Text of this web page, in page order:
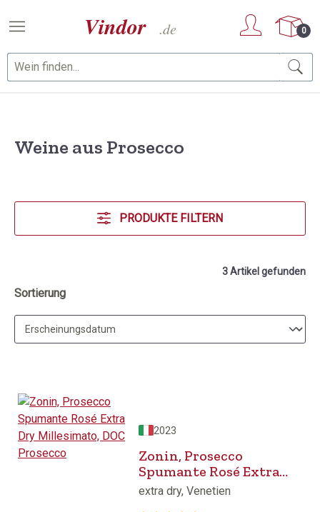
Zum Hauptinhalt springen
0
Weine aus Prosecco
PRODUKTE FILTERN
3 Artikel gefunden
Sortierung
2023
Zonin, Prosecco
Spumante Rosé Extra
Dry Millesimato, DOC
Prosecco
extra dry, Venetien